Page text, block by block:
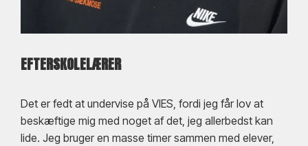
EFTERSKOLELÆRER
Det er fedt at undervise på VIES, fordi jeg får lov at
beskæftige mig med noget af det, jeg allerbedst kan
lide. Jeg bruger en masse timer sammen med elever,